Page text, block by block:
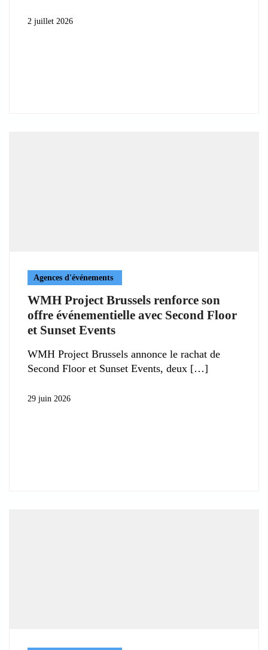
2 juillet 2026
Agences d'événements
WMH Project Brussels renforce son
offre événementielle avec Second Floor
et Sunset Events
WMH Project Brussels annonce le rachat de
Second Floor et Sunset Events, deux
29 juin 2026